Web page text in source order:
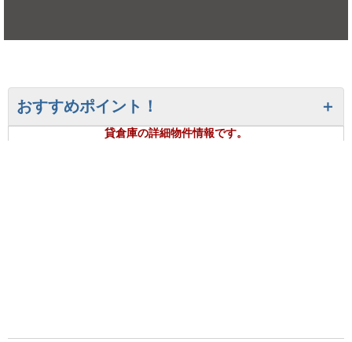
おすすめポイント！
貸倉庫の詳細物件情報です。